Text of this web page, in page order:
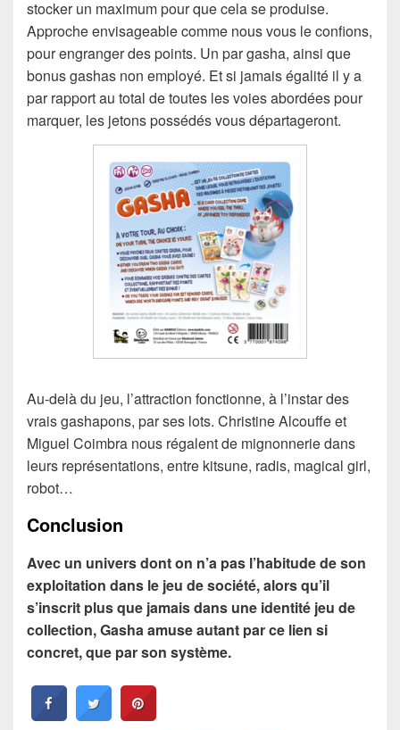
stocker un maximum pour que cela se produise.
Approche envisageable comme nous vous le confions,
pour engranger des points. Un par gasha, ainsi que
bonus gashas non employé. Et si jamais égalité il y a
par rapport au total de toutes les voies abordées pour
marquer, les jetons possédés vous départageront.
Au-delà du jeu, l’attraction fonctionne, à l’instar des
vrais gashapons, par ses lots. Christine Alcouffe et
Miguel Coimbra nous régalent de mignonnerie dans
leurs représentations, entre kitsune, radis, magical girl,
robot…
Conclusion
Avec un univers dont on n’a pas l’habitude de son
exploitation dans le jeu de société, alors qu’il
s’inscrit plus que jamais dans une identité jeu de
collection, Gasha amuse autant par ce lien si
concret, que par son système.